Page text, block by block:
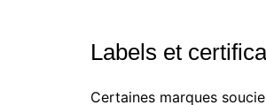
Labels et
Certaines marques